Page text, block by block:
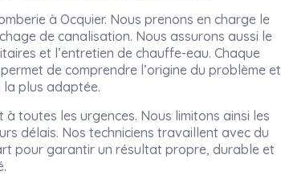
à Ocquier. Nous prenons en charge le
de canalisation. Nous assurons aussi le
et l’entretien de chauffe-eau. Chaque
de comprendre l’origine du problème et
plus adaptée.
toutes les urgences. Nous limitons ainsi les
délais. Nos techniciens travaillent avec du
pour garantir un résultat propre, durable et